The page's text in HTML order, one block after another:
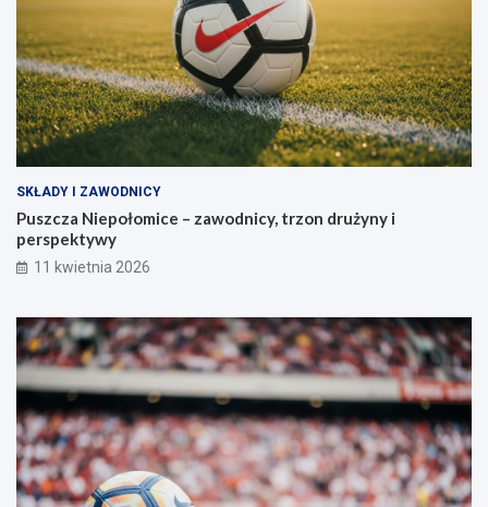
SKŁADY I ZAWODNICY
Puszcza Niepołomice – zawodnicy, trzon drużyny i
perspektywy
11 kwietnia 2026